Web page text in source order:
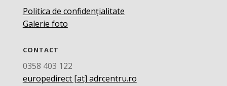
Politica de confidențialitate
Galerie foto
CONTACT
0358 403 122
europedirect [at] adrcentru.ro